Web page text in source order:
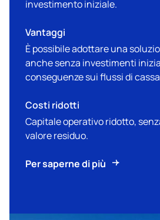
investimento iniziale.
Vantaggi
È possibile adottare una
anche senza investimenti
conseguenze sui flussi di
Costi ridotti
Capitale operativo ridotto,
valore residuo.
Per saperne di più